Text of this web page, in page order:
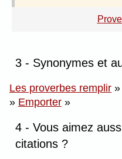
3 - Synonymes et
Les proverbes remplir »
» Emporter »
4 - Vous aimez
citations ?